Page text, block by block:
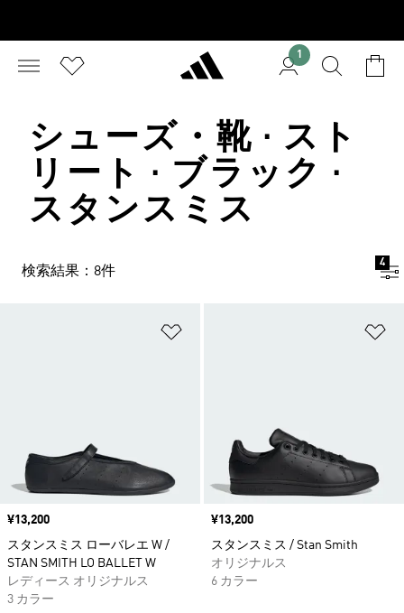
1
シューズ・靴 · スト
リート · ブラック ·
スタンスミス
検索結果：8件
4
価格
¥13,200
スタンスミス ローバレエ W /
STAN SMITH LO BALLET W
レディース オリジナルス
3 カラー
価格
¥13,200
スタンスミス / Stan Smith
オリジナルス
6 カラー